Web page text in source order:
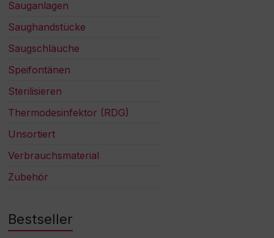
Sauganlagen
Saughandstücke
Saugschläuche
Speifontänen
Sterilisieren
Thermodesinfektor (RDG)
Unsortiert
Verbrauchsmaterial
Zubehör
Bestseller